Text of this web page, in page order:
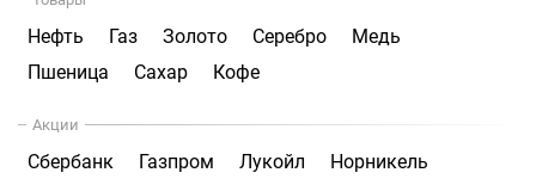
Нефть Газ Золото Серебро
Медь
Пшеница
Сахар Кофе
Акции
Сбербанк Газпром Лукойл
Норникель